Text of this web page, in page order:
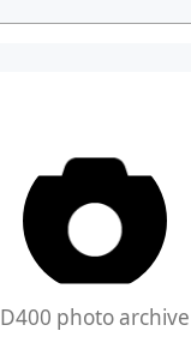
D400 photo archive